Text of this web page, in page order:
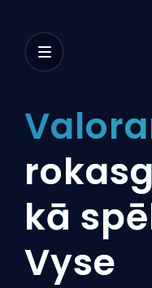
kā
Vyse